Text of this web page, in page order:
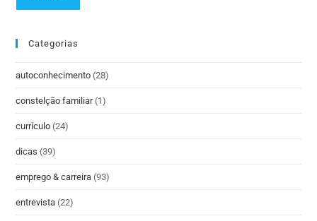
Categorias
autoconhecimento (28)
constelção familiar (1)
currículo (24)
dicas (39)
emprego & carreira (93)
entrevista (22)